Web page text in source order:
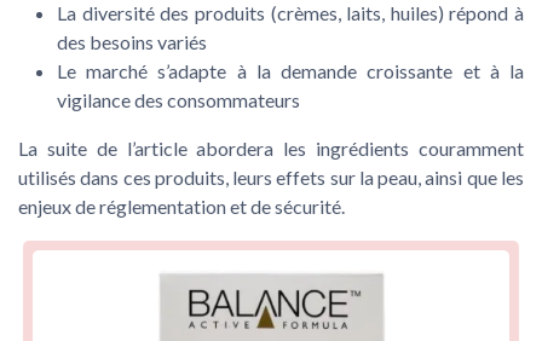
La diversité des produits (crèmes, laits, huiles) répond à
des besoins variés
Le marché s’adapte à la demande croissante et à la
vigilance des consommateurs
La suite de l’article abordera les ingrédients couramment
utilisés dans ces produits, leurs effets sur la peau, ainsi que les
enjeux de réglementation et de sécurité.